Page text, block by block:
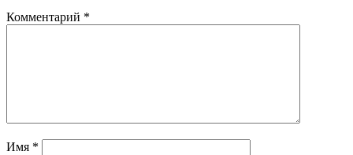
Комментарий *
Имя *